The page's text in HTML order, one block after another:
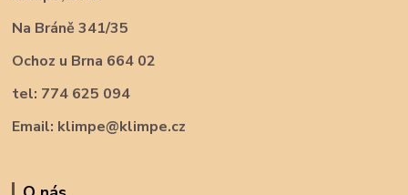
Na Bráně 341/35
Ochoz u Brna 664 02
tel: 774 625 094
Email: klimpe@klimpe.cz